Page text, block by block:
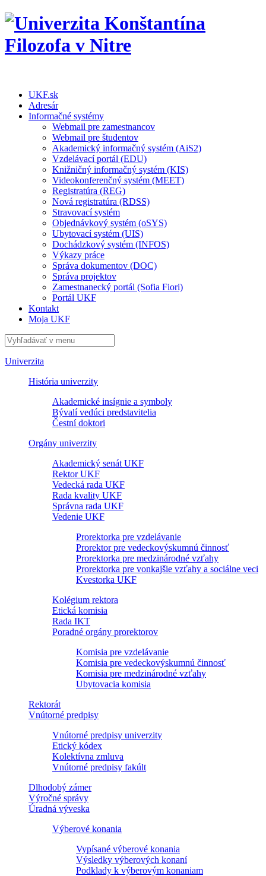
UKF.sk
Adresár
Informačné systémy
Webmail pre zamestnancov
Webmail pre študentov
Akademický informačný systém (AiS2)
Vzdelávací portál (EDU)
Knižničný informačný systém (KIS)
Videokonferenčný systém (MEET)
Registratúra (REG)
Nová registratúra (RDSS)
Stravovací systém
Objednávkový systém (oSYS)
Ubytovací systém (UIS)
Dochádzkový systém (INFOS)
Výkazy práce
Správa dokumentov (DOC)
Správa projektov
Zamestnanecký portál (Sofia Fiori)
Portál UKF
Kontakt
Moja UKF
Univerzita
História univerzity
Akademické insígnie a symboly
Bývalí vedúci predstavitelia
Čestní doktori
Orgány univerzity
Akademický senát UKF
Rektor UKF
Vedecká rada UKF
Rada kvality UKF
Správna rada UKF
Vedenie UKF
Prorektorka pre vzdelávanie
Prorektor pre vedeckovýskumnú činnosť
Prorektorka pre medzinárodné vzťahy
Prorektorka pre vonkajšie vzťahy a sociálne veci
Kvestorka UKF
Kolégium rektora
Etická komisia
Rada IKT
Poradné orgány prorektorov
Komisia pre vzdelávanie
Komisia pre vedeckovýskumnú činnosť
Komisia pre medzinárodné vzťahy
Ubytovacia komisia
Rektorát
Vnútorné predpisy
Vnútorné predpisy univerzity
Etický kódex
Kolektívna zmluva
Vnútorné predpisy fakúlt
Dlhodobý zámer
Výročné správy
Úradná výveska
Výberové konania
Vypísané výberové konania
Výsledky výberových konaní
Podklady k výberovým konaniam